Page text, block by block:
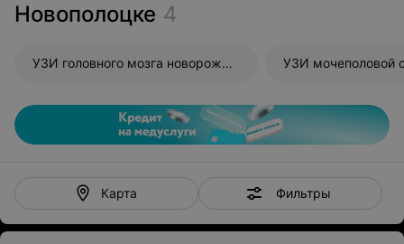
Новополоцке 4
УЗИ головного мозга новорожденного УЗИ мочеполовой
Карта Фильтры